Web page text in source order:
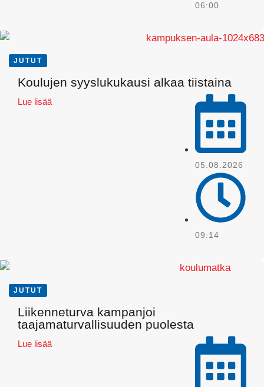
06:00
JUTUT
Koulujen syyslukukausi alkaa tiistaina
Lue lisää
05.08.2026
09:14
JUTUT
Liikenneturva kampanjoi
taajamaturvallisuuden puolesta
Lue lisää